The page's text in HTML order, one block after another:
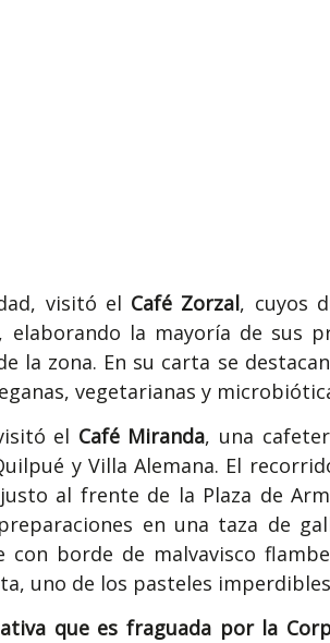
visitó el Café Zorzal, cuyos
elaborando la mayoría de sus
la zona. En su carta se
vegetarianas y
el Café Miranda, una
y Villa Alemana. El
al frente de la Plaza de
en una taza de
con borde de malvavisco
uno de los pasteles
que es fraguada por la